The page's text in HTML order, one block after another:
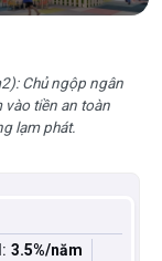
Chủ ngộp ngân
vào tiền an toàn
lạm phát.
3.5%/năm